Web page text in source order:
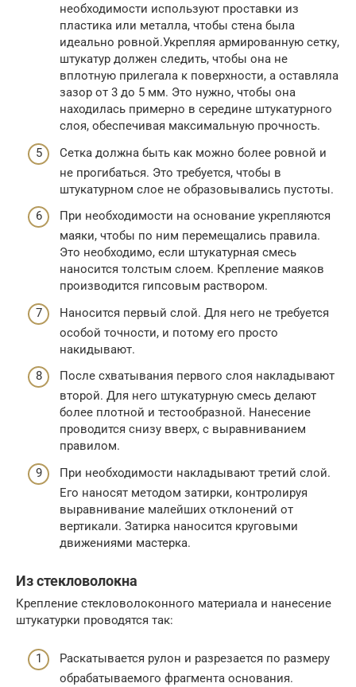
необходимости используют проставки из
пластика или металла, чтобы стена была
идеально ровной.Укрепляя армированную сетку,
штукатур должен следить, чтобы она не
вплотную прилегала к поверхности, а оставляла
зазор от 3 до 5 мм. Это нужно, чтобы она
находилась примерно в середине штукатурного
слоя, обеспечивая максимальную прочность.
Сетка должна быть как можно более ровной и
не прогибаться. Это требуется, чтобы в
штукатурном слое не образовывались пустоты.
При необходимости на основание укрепляются
маяки, чтобы по ним перемещались правила.
Это необходимо, если штукатурная смесь
наносится толстым слоем. Крепление маяков
производится гипсовым раствором.
Наносится первый слой. Для него не требуется
особой точности, и потому его просто
накидывают.
После схватывания первого слоя накладывают
второй. Для него штукатурную смесь делают
более плотной и тестообразной. Нанесение
проводится снизу вверх, с выравниванием
правилом.
При необходимости накладывают третий слой.
Его наносят методом затирки, контролируя
выравнивание малейших отклонений от
вертикали. Затирка наносится круговыми
движениями мастерка.
Из стекловолокна
Крепление стекловолоконного материала и нанесение
штукатурки проводятся так:
Раскатывается рулон и разрезается по размеру
обрабатываемого фрагмента основания.